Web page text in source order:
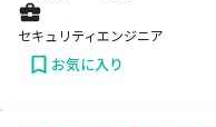
セキュリティエンジニア
お気に入り